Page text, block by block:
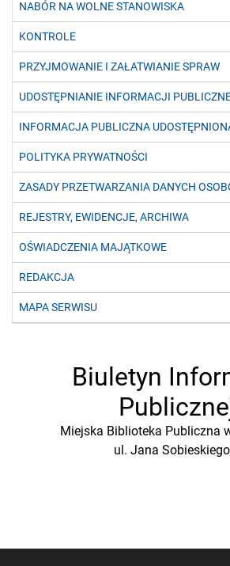
NABÓR NA WOLNE STANOWISKA
KONTROLE
PRZYJMOWANIE I ZAŁATWIANIE SPRAW
UDOSTĘPNIANIE INFORMACJI
INFORMACJA PUBLICZNA
POLITYKA PRYWATNOŚCI
ZASADY PRZETWARZANIA DANYCH
REJESTRY, EWIDENCJE, ARCHIWA
OŚWIADCZENIA MAJĄTKOWE
REDAKCJA
MAPA SERWISU
Biuletyn
Miejska Biblioteka Publiczna
ul. Jana